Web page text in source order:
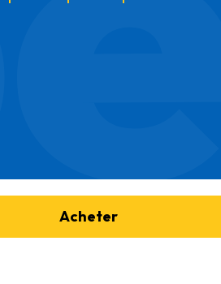
Acheter